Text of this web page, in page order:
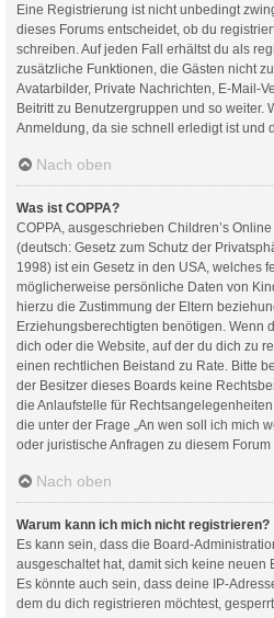
Eine Registrierung ist nicht unbedingt
dieses Forums entscheidet, ob du
schreiben. Auf jeden Fall erhältst du als
zusätzliche Funktionen, die Gästen nicht
Avatarbilder, Private Nachrichten, E-Mail-
Beitritt zu Benutzergruppen und so weiter.
Anmeldung, da sie schnell erledigt ist und
Nach oben
Was ist COPPA?
COPPA, ausgeschrieben Children’s
(deutsch: Gesetz zum Schutz der
1998) ist ein Gesetz in den USA, welches
möglicherweise persönliche Daten von
hierzu die Zustimmung der Eltern
Erziehungsberechtigten benötigen. Wenn
dich oder die Website, auf der du dich zu
einen rechtlichen Beistand zu Rate. Bitte
der Besitzer dieses Boards keine
die Anlaufstelle für
die unter der Frage „An wen soll ich mich
oder juristische Anfragen zu diesem
Nach oben
Warum kann ich mich nicht registrieren?
Es kann sein, dass die Board-
ausgeschaltet hat, damit sich keine neuen
Es könnte auch sein, dass deine IP-
dem du dich registrieren möchtest,